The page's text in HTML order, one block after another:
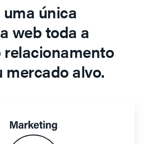
única
web toda a
relacionamento
mercado alvo.